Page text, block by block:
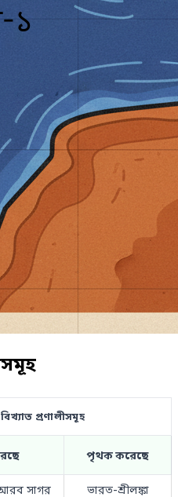
প্রণালীসমূহ
পৃথক করেছে
সাগর ভারত-শ্রীলঙ্কা